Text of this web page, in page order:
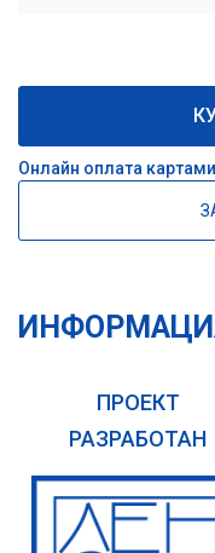
Онлайн оплата
ПРОЕКТ
РАЗРАБОТАН